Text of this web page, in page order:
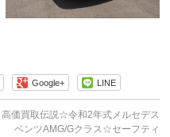
Google+ LINE
高価買取伝説☆令和2年式メルセデス
ベンツAMG/Gクラス☆セーフティ